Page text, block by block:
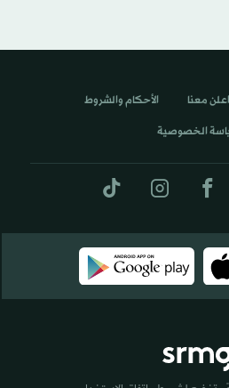
اعلن معنا الأحكام والشروط
الخصوصية